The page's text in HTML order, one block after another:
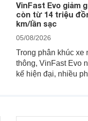
VinFast Evo giảm
còn từ 14 triệu
km/lần sạc
05/08/2026
Trong phân khúc xe
thông, VinFast Evo
kế hiện đại, nhiều
nhắc hơn với khách